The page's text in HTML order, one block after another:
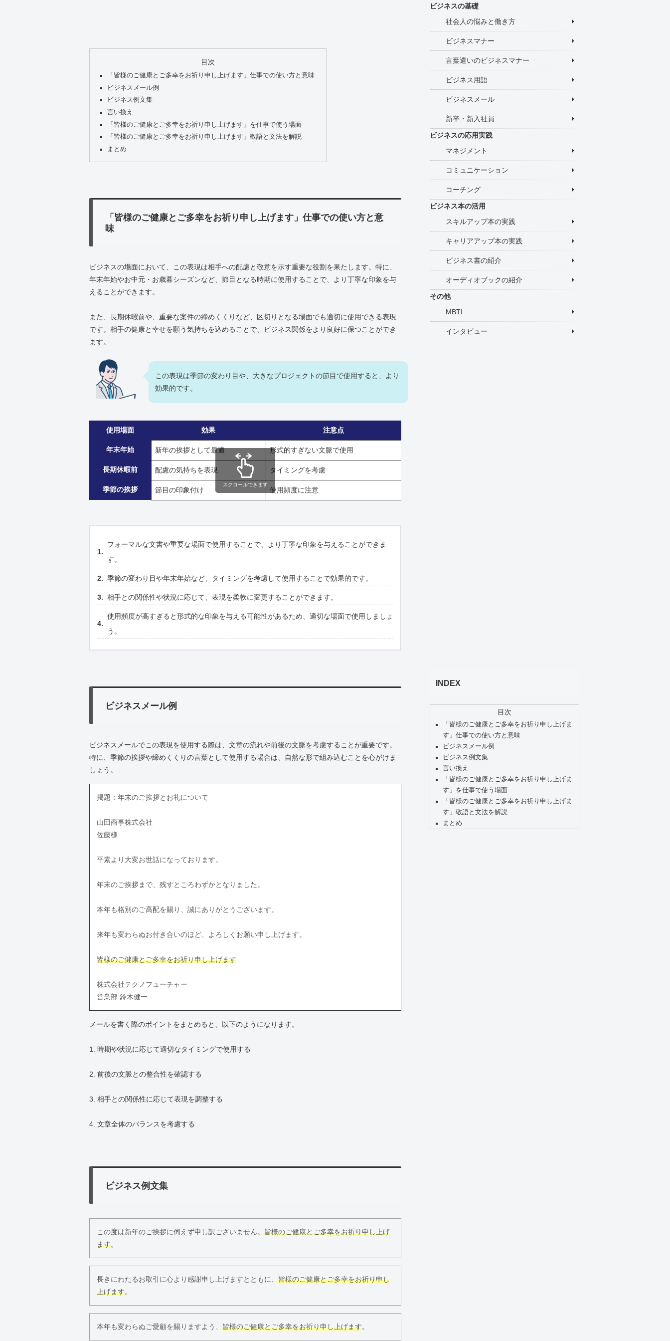
目次
「皆様のご健康とご多幸をお祈り申し上げます」仕事での使い方と意味
ビジネスメール例
ビジネス例文集
言い換え
「皆様のご健康とご多幸をお祈り申し上げます」を仕事で使う場面
「皆様のご健康とご多幸をお祈り申し上げます」敬語と文法を解説
まとめ
「皆様のご健康とご多幸をお祈り申し上げます」仕事での使い方と意
味
ビジネスの場面において、この表現は相手への配慮と敬意を示す重要な役割を果たします。特に、
年末年始やお中元・お歳暮シーズンなど、節目となる時期に使用することで、より丁寧な印象を与
えることができます。
また、長期休暇前や、重要な案件の締めくくりなど、区切りとなる場面でも適切に使用できる表現
です。相手の健康と幸せを願う気持ちを込めることで、ビジネス関係をより良好に保つことができ
ます。
この表現は季節の変わり目や、大きなプロジェクトの節目で使用すると、より
効果的です。
使用場面 効果 注意点
年末年始 新年の挨拶として最適 形式的すぎない文脈で使用
長期休暇前 配慮の気持ちを表現 タイミングを考慮
季節の挨拶 節目の印象付け 使用頻度に注意
スクロールできます
フォーマルな文書や重要な場面で使用することで、より丁寧な印象を与えることができま
す。
季節の変わり目や年末年始など、タイミングを考慮して使用することで効果的です。
相手との関係性や状況に応じて、表現を柔軟に変更することができます。
使用頻度が高すぎると形式的な印象を与える可能性があるため、適切な場面で使用しましょ
う。
ビジネスメール例
ビジネスメールでこの表現を使用する際は、文章の流れや前後の文脈を考慮することが重要です。
特に、季節の挨拶や締めくくりの言葉として使用する場合は、自然な形で組み込むことを心がけま
しょう。
掲題：年末のご挨拶とお礼について
山田商事株式会社
佐藤様
平素より大変お世話になっております。
年末のご挨拶まで、残すところわずかとなりました。
本年も格別のご高配を賜り、誠にありがとうございます。
来年も変わらぬお付き合いのほど、よろしくお願い申し上げます。
皆様のご健康とご多幸をお祈り申し上げます
株式会社テクノフューチャー
営業部 鈴木健一
メールを書く際のポイントをまとめると、以下のようになります。
1. 時期や状況に応じて適切なタイミングで使用する
2. 前後の文脈との整合性を確認する
3. 相手との関係性に応じて表現を調整する
4. 文章全体のバランスを考慮する
ビジネス例文集
この度は新年のご挨拶に伺えず申し訳ございません。 皆様のご健康とご多幸をお祈り申し上げ
ます。
長きにわたるお取引に心より感謝申し上げますとともに、 皆様のご健康とご多幸をお祈り申し
上げます。
本年も変わらぬご愛顧を賜りますよう、 皆様のご健康とご多幸をお祈り申し上げます。
ビジネスの基礎
社会人の悩みと働き方
ビジネスマナー
言葉遣いのビジネスマナー
ビジネス用語
ビジネスメール
新卒・新入社員
ビジネスの応用実践
マネジメント
コミュニケーション
コーチング
ビジネス本の活用
スキルアップ本の実践
キャリアアップ本の実践
ビジネス書の紹介
オーディオブックの紹介
その他
MBTI
インタビュー
INDEX
目次
「皆様のご健康とご多幸をお祈り申し上げま
す」仕事での使い方と意味
ビジネスメール例
ビジネス例文集
言い換え
「皆様のご健康とご多幸をお祈り申し上げま
す」を仕事で使う場面
「皆様のご健康とご多幸をお祈り申し上げま
す」敬語と文法を解説
まとめ